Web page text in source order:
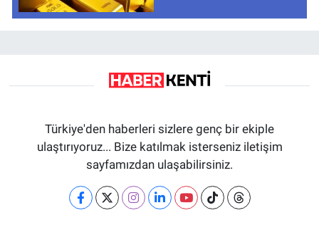
Türkiye'den haberleri sizlere genç bir ekiple
ulaştırıyoruz... Bize katılmak isterseniz iletişim
sayfamızdan ulaşabilirsiniz.